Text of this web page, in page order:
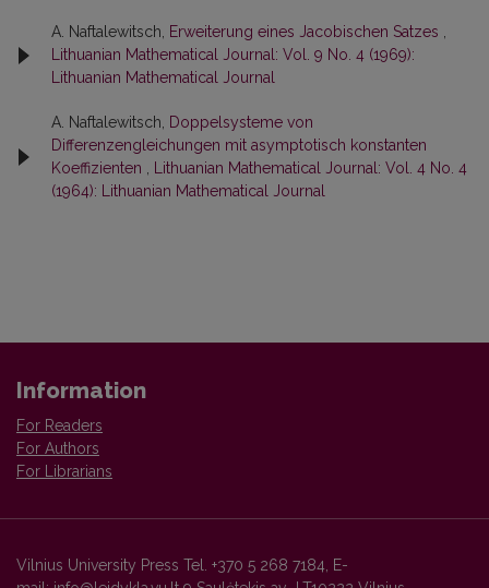
A. Naftalewitsch, Erweiterung eines Jacobischen Satzes
Lithuanian Mathematical Journal: Vol. 9 No. 4 (1969):
Lithuanian Mathematical Journal
A. Naftalewitsch,
Doppelsysteme von
Differenzengleichungen mit asymptotisch konstanten
Koeffizienten
Lithuanian Mathematical Journal: Vol. 4 No. 4
(1964): Lithuanian Mathematical Journal
Information
For Readers
For Authors
For Librarians
Vilnius University Press Tel. +370 5 268 7184, E-